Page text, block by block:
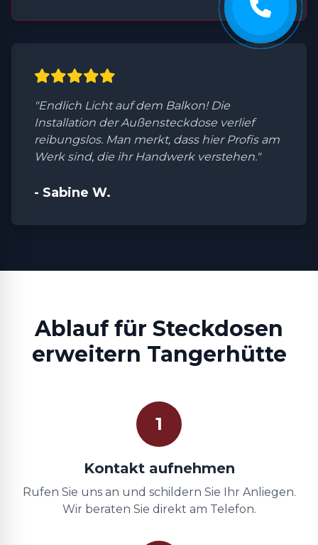
"Endlich Licht auf dem Balkon! Die
Installation der Außensteckdose verlief
reibungslos. Man merkt, dass hier Profis am
Werk sind, die ihr Handwerk verstehen."
- Sabine W.
Ablauf für Steckdosen
erweitern Tangerhütte
1
Kontakt aufnehmen
Rufen Sie uns an und schildern Sie Ihr Anliegen.
Wir beraten Sie direkt am Telefon.